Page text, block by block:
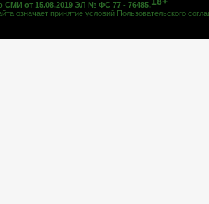
СМИ от 15.08.2019 ЭЛ № ФС 77 - 76485.
означает принятие условий Пользовательского